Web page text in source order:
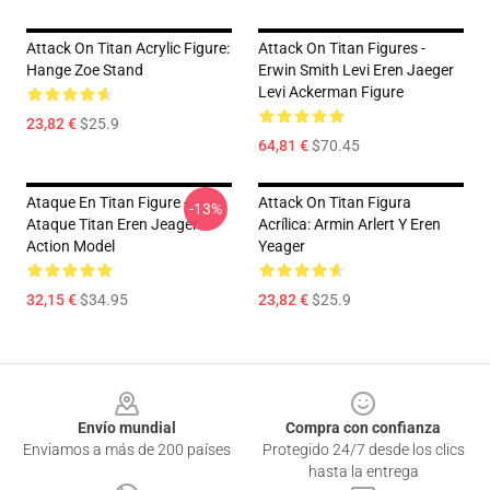
Attack On Titan Acrylic Figure:
Hange Zoe Stand
23,82 €$25.9
Attack On Titan Figures -
Erwin Smith Levi Eren Jaeger
Levi Ackerman Figure
64,81 €$70.45
Ataque En Titan Figure -
Ataque Titan Eren Jeager
Action Model
32,15 €$34.95
-13%
Attack On Titan Figura
Acrílica: Armin Arlert Y Eren
Yeager
23,82 €$25.9
Envío mundial
Enviamos a más de 200 países
Compra con confianza
Protegido 24/7 desde los clics
hasta la entrega